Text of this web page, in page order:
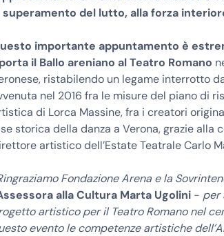
superamento del lutto, alla forza
importante appuntamento è
il Ballo areniano al Teatro Romano
ristabilendo un legame interrotto
nel 2016 fra le misure del piano di
di Lorca Massine, fra i creatori
storica della danza a Verona, grazie alla
artistico dell’Estate Teatrale Carlo
Fondazione Arena e la
alla Cultura Marta Ugolini - per
artistico per il Teatro Romano nel
evento le competenze artistiche